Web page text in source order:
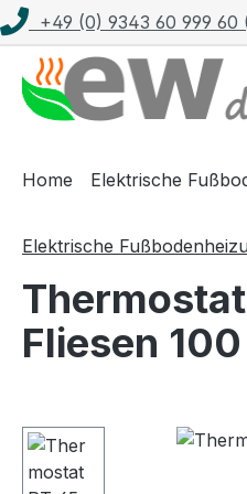
Hauptinhalt springen
Zur Suche springen
Zur Hauptnavigation
+49 (0) 9343 60 999 60
Home Elektrische
Elektrische
Fliesen
Bildergalerie überspringen